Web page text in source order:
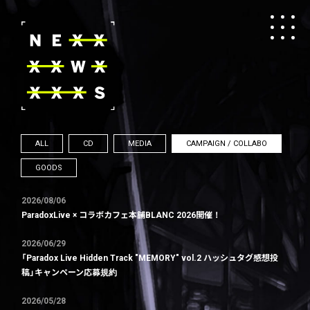
ALL CD MEDIA CAMPAIGN / COLLABO
GOODS
2026/08/06
ParadoxLive × コラボカフェ本舗BLANC 2026開催！
2026/06/29
「Paradox Live Hidden Track "MEMORY" vol.2 ハッシュタグ感想投
稿」キャンペーン応募規約
2026/05/28